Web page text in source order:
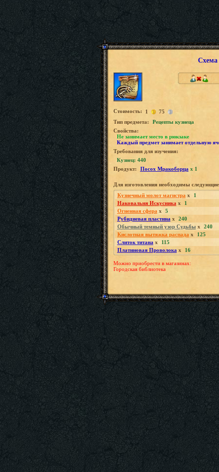
Схема
Стоимость: 1
75
Tип предмета:
Рецепты кузнеца
Свойства:
Не занимает место в рюкзаке
Каждый предмет занимает отдельную
Требования для изучения:
Кузнец: 440
Продукт:
Посох Мракоборца x 1
Для изготовления необходимы
Кузнечный молот магистра x
1
Наковальня Искусника x
1
Огненная сфера x
5
Рубидиевая пластина x
240
Обычный темный узор Судьбы x
240
Кислотная вытяжка распада x
125
Слиток титана x
115
Платиновая Проволока x 16
Можно приобрести в магазинах:
Городская библиотека